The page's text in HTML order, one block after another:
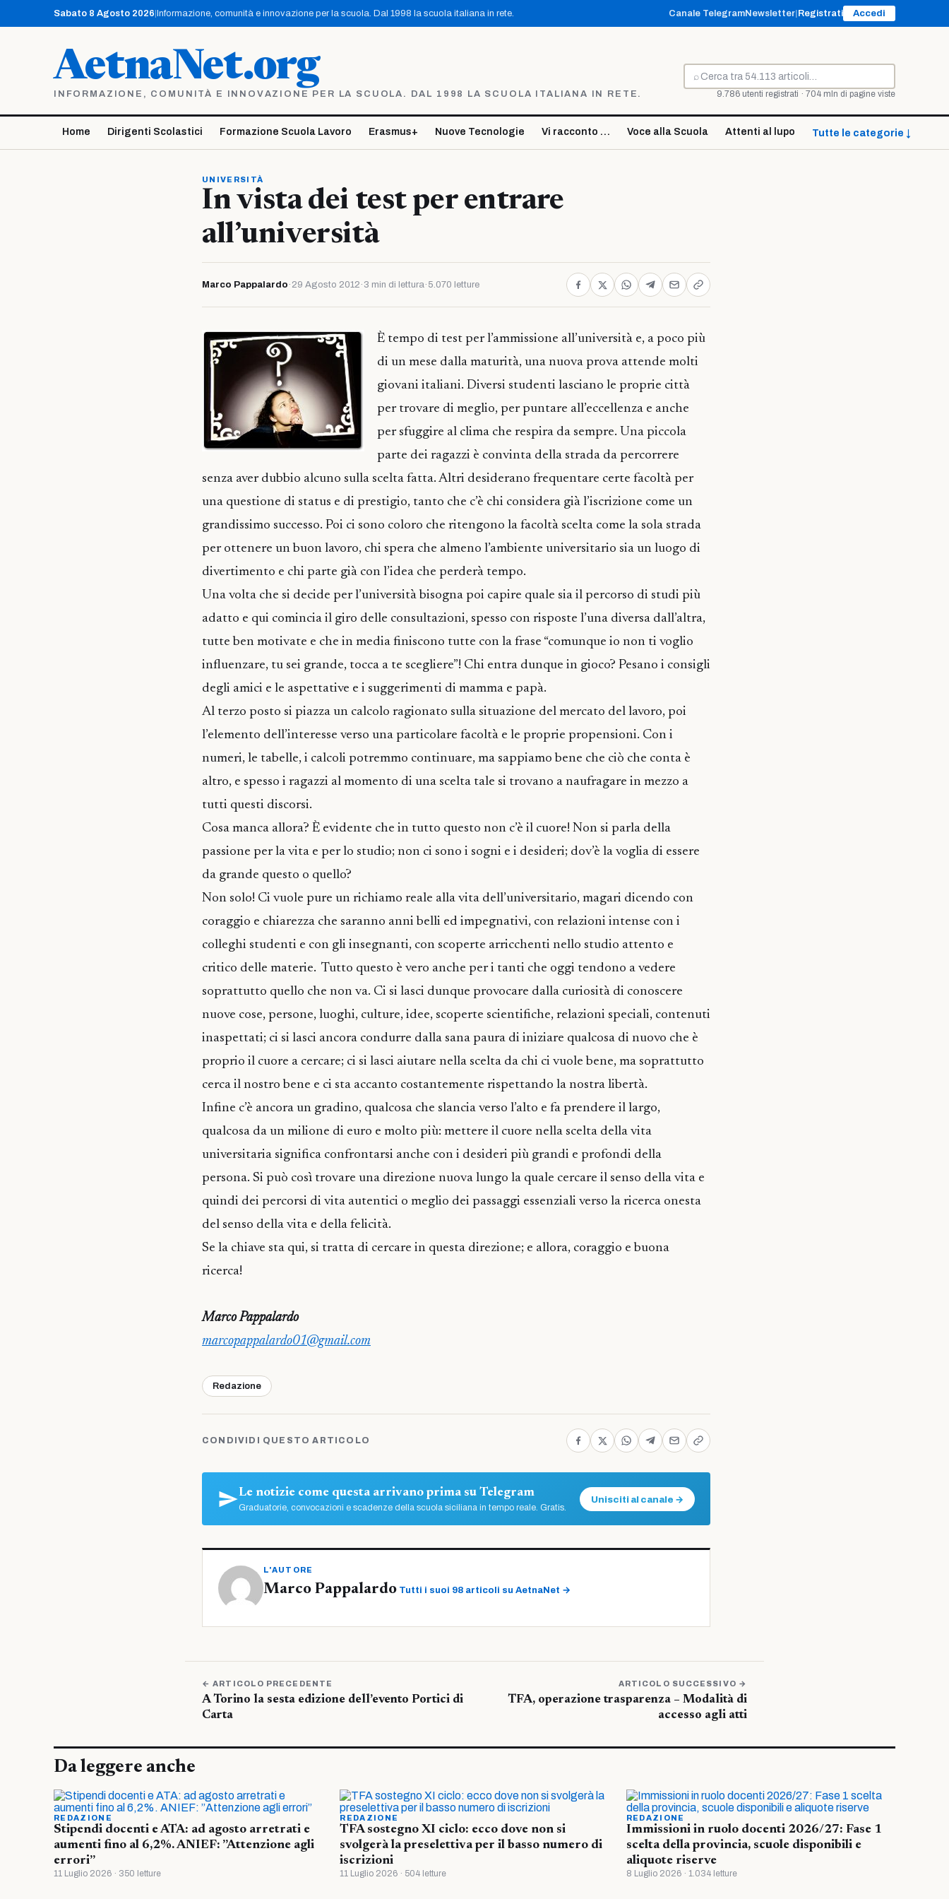
contenuto
Sabato 8 Agosto 2026 Informazione, comunità e innovazione per la scuola. Dal 1998 la scuola italiana in rete. Canale TelegramNewsletter Registrati Accedi
AetnaNet.org
INFORMAZIONE, COMUNITÀ E INNOVAZIONE PER LA SCUOLA. DAL 1998 LA SCUOLA ITALIANA IN RETE.
⌕
Cerca
9.786 utenti registrati · 704 mln di pagine viste
Home Dirigenti Scolastici Formazione Scuola Lavoro Erasmus+ Nuove Tecnologie Vi racconto … Voce alla Scuola Attenti al lupo Tutte le categorie ↓
UNIVERSITÀ
In vista dei test per entrare
all’università
Marco Pappalardo · 29 Agosto 2012 · 3 min di lettura· 5.070 letture
È tempo di test per l’ammissione all’università e, a poco più
di un mese dalla maturità, una nuova prova attende molti
giovani italiani. Diversi studenti lasciano le proprie città
per trovare di meglio, per puntare all’eccellenza e anche
per sfuggire al clima che respira da sempre. Una piccola
parte dei ragazzi è convinta della strada da percorrere
senza aver dubbio alcuno sulla scelta fatta. Altri desiderano frequentare certe facoltà per
una questione di status e di prestigio, tanto che c’è chi considera già l’iscrizione come un
grandissimo successo. Poi ci sono coloro che ritengono la facoltà scelta come la sola strada
per ottenere un buon lavoro, chi spera che almeno l’ambiente universitario sia un luogo di
divertimento e chi parte già con l’idea che perderà tempo.
Una volta che si decide per l’università bisogna poi capire quale sia il percorso di studi più
adatto e qui comincia il giro delle consultazioni, spesso con risposte l’una diversa dall’altra,
tutte ben motivate e che in media finiscono tutte con la frase “comunque io non ti voglio
influenzare, tu sei grande, tocca a te scegliere”! Chi entra dunque in gioco? Pesano i consigli
degli amici e le aspettative e i suggerimenti di mamma e papà.
Al terzo posto si piazza un calcolo ragionato sulla situazione del mercato del lavoro, poi
l’elemento dell’interesse verso una particolare facoltà e le proprie propensioni. Con i
numeri, le tabelle, i calcoli potremmo continuare, ma sappiamo bene che ciò che conta è
altro, e spesso i ragazzi al momento di una scelta tale si trovano a naufragare in mezzo a
tutti questi discorsi.
Cosa manca allora? È evidente che in tutto questo non c’è il cuore! Non si parla della
passione per la vita e per lo studio; non ci sono i sogni e i desideri; dov’è la voglia di essere
da grande questo o quello?
Non solo! Ci vuole pure un richiamo reale alla vita dell’universitario, magari dicendo con
coraggio e chiarezza che saranno anni belli ed impegnativi, con relazioni intense con i
colleghi studenti e con gli insegnanti, con scoperte arricchenti nello studio attento e
critico delle materie. Tutto questo è vero anche per i tanti che oggi tendono a vedere
soprattutto quello che non va. Ci si lasci dunque provocare dalla curiosità di conoscere
nuove cose, persone, luoghi, culture, idee, scoperte scientifiche, relazioni speciali, contenuti
inaspettati; ci si lasci ancora condurre dalla sana paura di iniziare qualcosa di nuovo che è
proprio il cuore a cercare; ci si lasci aiutare nella scelta da chi ci vuole bene, ma soprattutto
cerca il nostro bene e ci sta accanto costantemente rispettando la nostra libertà.
Infine c’è ancora un gradino, qualcosa che slancia verso l’alto e fa prendere il largo,
qualcosa da un milione di euro e molto più: mettere il cuore nella scelta della vita
universitaria significa confrontarsi anche con i desideri più grandi e profondi della
persona. Si può così trovare una direzione nuova lungo la quale cercare il senso della vita e
quindi dei percorsi di vita autentici o meglio dei passaggi essenziali verso la ricerca onesta
del senso della vita e della felicità.
Se la chiave sta qui, si tratta di cercare in questa direzione; e allora, coraggio e buona
ricerca!
Marco Pappalardo
marcopappalardo01@gmail.com
Redazione
CONDIVIDI QUESTO ARTICOLO
Le notizie come questa arrivano prima su Telegram
Graduatorie, convocazioni e scadenze della scuola siciliana in tempo reale. Gratis.
Unisciti al canale →
L'AUTORE
Marco Pappalardo Tutti i suoi 98 articoli su AetnaNet →
← ARTICOLO PRECEDENTE
A Torino la sesta edizione dell’evento Portici di
Carta
ARTICOLO SUCCESSIVO →
TFA, operazione trasparenza – Modalità di
accesso agli atti
Da leggere anche
REDAZIONE
Stipendi docenti e ATA: ad agosto arretrati e
aumenti fino al 6,2%. ANIEF: ”Attenzione agli
errori”
11 Luglio 2026 · 350 letture
REDAZIONE
TFA sostegno XI ciclo: ecco dove non si
svolgerà la preselettiva per il basso numero di
iscrizioni
11 Luglio 2026 · 504 letture
REDAZIONE
Immissioni in ruolo docenti 2026/27: Fase 1
scelta della provincia, scuole disponibili e
aliquote riserve
8 Luglio 2026 · 1.034 letture